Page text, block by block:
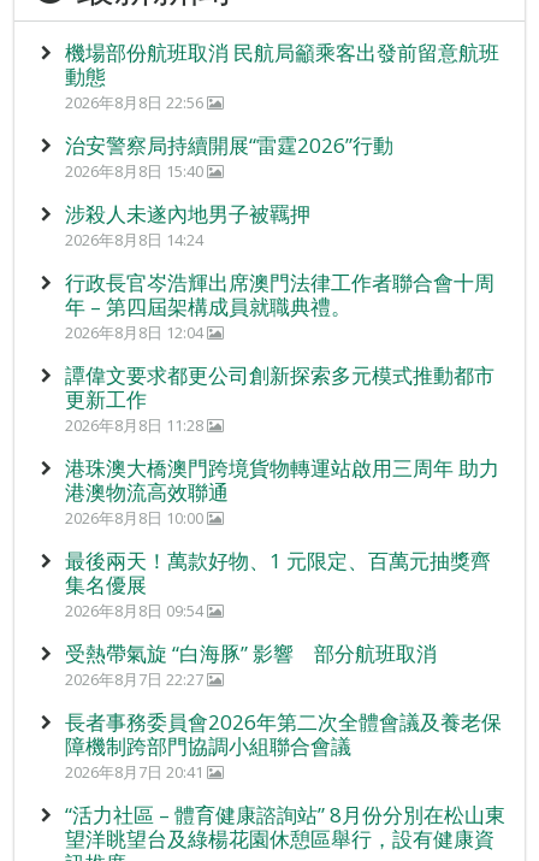
機場部份航班取消 民航局籲乘客出發前留意航班
動態
2026年8月8日 22:56
治安警察局持續開展“雷霆2026”行動
2026年8月8日 15:40
涉殺人未遂內地男子被羈押
2026年8月8日 14:24
行政長官岑浩輝出席澳門法律工作者聯合會十周
年 – 第四屆架構成員就職典禮。
2026年8月8日 12:04
譚偉文要求都更公司創新探索多元模式推動都市
更新工作
2026年8月8日 11:28
港珠澳大橋澳門跨境貨物轉運站啟用三周年 助力
港澳物流高效聯通
2026年8月8日 10:00
最後兩天！萬款好物、1 元限定、百萬元抽獎齊
集名優展
2026年8月8日 09:54
受熱帶氣旋 “白海豚” 影響 部分航班取消
2026年8月7日 22:27
長者事務委員會2026年第二次全體會議及養老保
障機制跨部門協調小組聯合會議
2026年8月7日 20:41
“活力社區 – 體育健康諮詢站” 8月份分別在松山東
望洋眺望台及綠楊花園休憩區舉行，設有健康資